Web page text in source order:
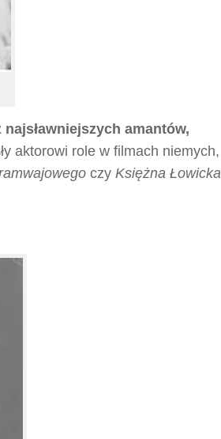
najsławniejszych amantów,
aktorowi role w filmach
czy Księżna Łowicka